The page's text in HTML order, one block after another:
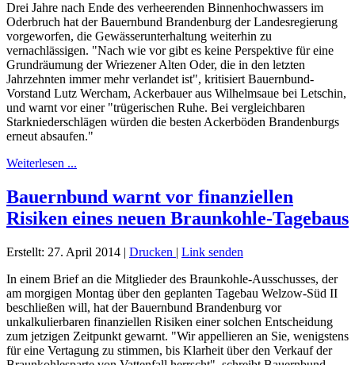
Drei Jahre nach Ende des verheerenden Binnenhochwassers im
Oderbruch hat der Bauernbund Brandenburg der Landesregierung
vorgeworfen, die Gewässerunterhaltung weiterhin zu
vernachlässigen. "Nach wie vor gibt es keine Perspektive für eine
Grundräumung der Wriezener Alten Oder, die in den letzten
Jahrzehnten immer mehr verlandet ist", kritisiert Bauernbund-
Vorstand Lutz Wercham, Ackerbauer aus Wilhelmsaue bei Letschin,
und warnt vor einer "trügerischen Ruhe. Bei vergleichbaren
Starkniederschlägen würden die besten Ackerböden Brandenburgs
erneut absaufen."
Weiterlesen ...
Bauernbund warnt vor finanziellen
Risiken eines neuen Braunkohle-Tagebaus
Erstellt: 27. April 2014 | Drucken | Link senden
In einem Brief an die Mitglieder des Braunkohle-Ausschusses, der
am morgigen Montag über den geplanten Tagebau Welzow-Süd II
beschließen will, hat der Bauernbund Brandenburg vor
unkalkulierbaren finanziellen Risiken einer solchen Entscheidung
zum jetzigen Zeitpunkt gewarnt. "Wir appellieren an Sie, wenigstens
für eine Vertagung zu stimmen, bis Klarheit über den Verkauf der